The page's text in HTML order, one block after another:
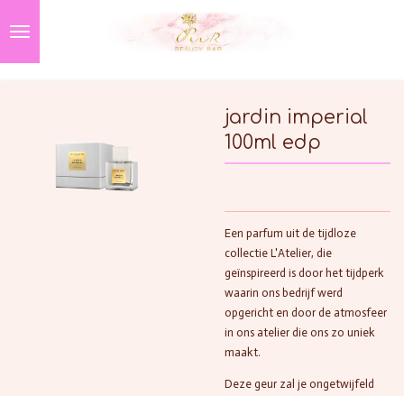
direct
jardin imperial
100ml edp
Een parfum uit de tijdloze
collectie L'Atelier, die
geïnspireerd is door het tijdperk
waarin ons bedrijf werd
opgericht en door de atmosfeer
in ons atelier die ons zo uniek
maakt.
Deze geur zal je ongetwijfeld